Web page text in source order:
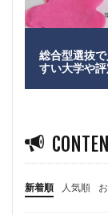
総合型選抜
すい大学や
新着順 人気順